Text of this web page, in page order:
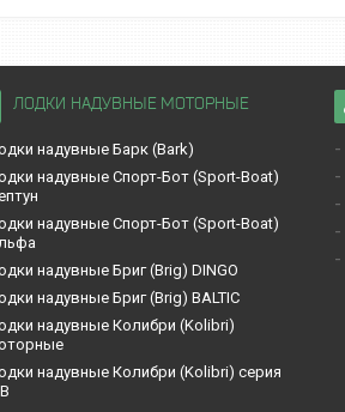
ЛОДКИ НАДУВНЫЕ МОТОРНЫЕ
надувные Барк (Bark)
надувные Спорт-Бот (Sport-Boat)
надувные Спорт-Бот (Sport-Boat)
надувные Бриг (Brig) DINGO
надувные Бриг (Brig) BALTIC
надувные Кoлибри (Kolibri)
надувные Кoлибри (Kolibri) серия